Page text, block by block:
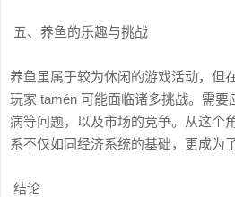
五、养鱼的乐趣与挑战
养鱼虽属于较为休闲的游戏活动，但
玩家 tamén 可能面临诸多挑战。需
病等问题，以及市场的竞争。从这个
系不仅如同经济系统的基础，更成为
结论